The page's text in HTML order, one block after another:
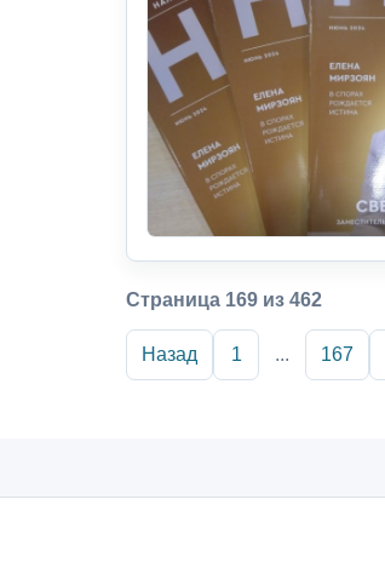
Страница 169 из 462
Назад 1 ... 167